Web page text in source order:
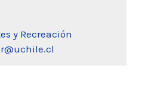
y Recreación